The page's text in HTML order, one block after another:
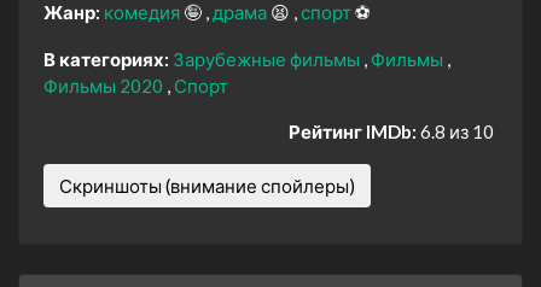
Жанр: комедия 🤪 драма 😫 спорт⚽
В категориях: Зарубежные фильмы
Фильмы
Фильмы 2020
Спорт
Рейтинг IMDb: 6.8 из 10
Скриншоты (внимание спойлеры)